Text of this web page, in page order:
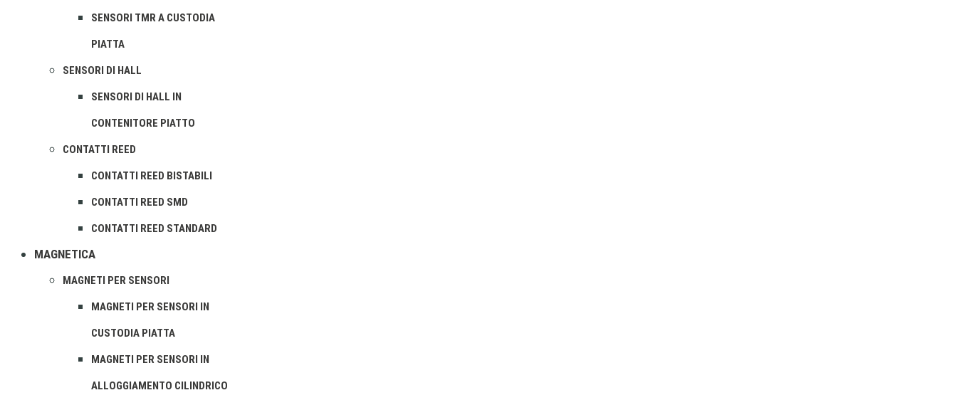
SENSORI TMR A CUSTODIA
PIATTA
SENSORI DI HALL
SENSORI DI HALL IN
CONTENITORE PIATTO
CONTATTI REED
CONTATTI REED BISTABILI
CONTATTI REED SMD
CONTATTI REED STANDARD
MAGNETICA
MAGNETI PER SENSORI
MAGNETI PER SENSORI IN
CUSTODIA PIATTA
MAGNETI PER SENSORI IN
ALLOGGIAMENTO CILINDRICO